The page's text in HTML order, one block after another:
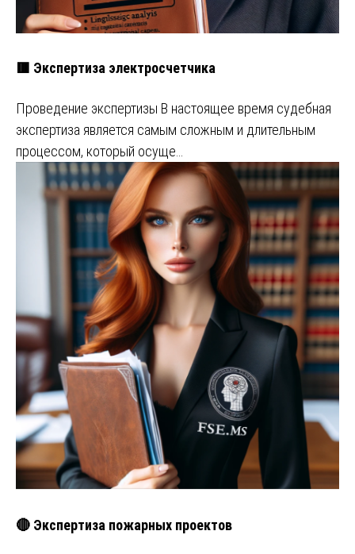
🟥 Экспертиза электросчетчика
Проведение экспертизы В настоящее время судебная
экспертиза является самым сложным и длительным
процессом, который осуще…
🔴 Экспертиза пожарных проектов